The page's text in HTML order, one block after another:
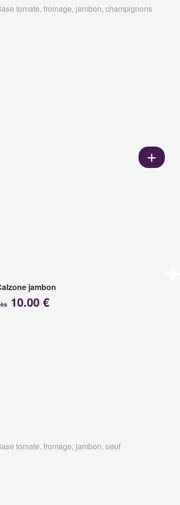
tomate, fromage, jambon, champignons
jambon
10.00 €
tomate, fromage, jambon, oeuf